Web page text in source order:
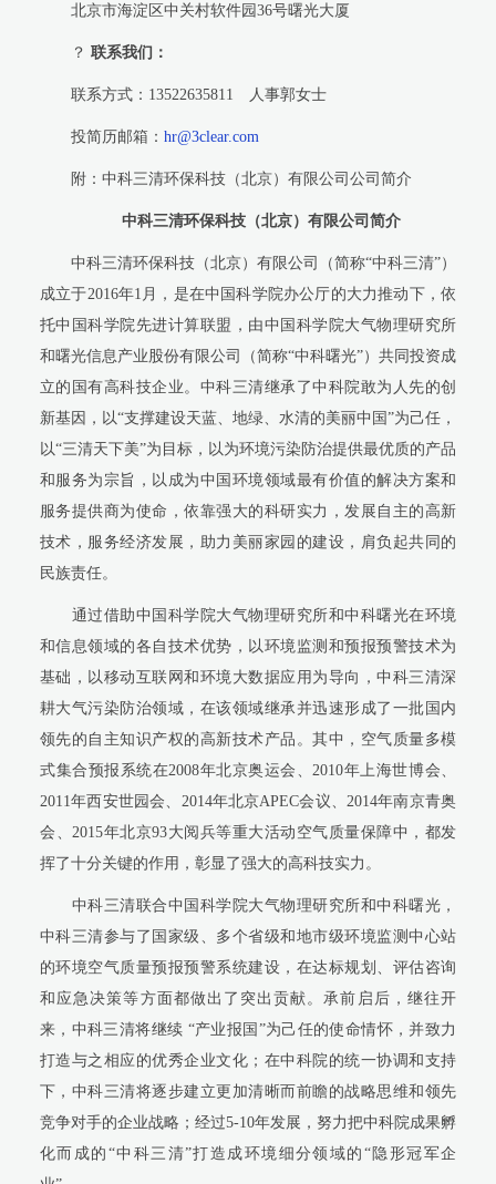
北京市海淀区中关村软件园 36号曙光大厦
？ 联系我们：
联系方式： 13522635811 人事郭女士
投简历邮箱： hr@3clear.com
附：中科三清环保科技（北京）有限公司公司简介
中科三清环保科技（北京）有限公司简介
中科三清环保科技（北京）有限公司（简称“中科三清”）
成立于2016年1 月，是在中国科学院办公厅的大力推动下，依
托中国科学院先进计算联盟，由中国科学院大气物理研究所
和曙光信息产业股份有限公司（简称“中科曙光”）共同投资成
立的国有高科技企业。中科三清继承了中科院敢为人先的创
新基因，以“支撑建设天蓝、地绿、水清的美丽中国”为己任，
以“三清天下美”为目标，以为环境污染防治提供最优质的产品
和服务为宗旨，以成为中国环境领域最有价值的解决方案和
服务提供商为使命，依靠强大的科研实力，发展自主的高新
技术，服务经济发展，助力美丽家园的建设，肩负起共同的
民族责任。
通过借助中国科学院大气物理研究所和中科曙光在环境
和信息领域的各自技术优势，以环境监测和预报预警技术为
基础，以移动互联网和环境大数据应用为导向，中科三清深
耕大气污染防治领域，在该领域继承并迅速形成了一批国内
领先的自主知识产权的高新技术产品。其中，空气质量多模
式集合预报系统在2008年北京奥运会、 2010年上海世博会、
2011 年西安世园会、 2014年北京APEC会议、 2014年南京青奥
会、 2015年北京93大阅兵等重大活动空气质量保障中，都发
挥了十分关键的作用，彰显了强大的高科技实力。
中科三清联合中国科学院大气物理研究所和中科曙光，
中科三清参与了国家级、多个省级和地市级环境监测中心站
的环境空气质量预报预警系统建设，在达标规划、评估咨询
和应急决策等方面都做出了突出贡献。承前启后，继往开
来，中科三清将继续 “产业报国”为己任的使命情怀，并致力
打造与之相应的优秀企业文化；在中科院的统一协调和支持
下，中科三清将逐步建立更加清晰而前瞻的战略思维和领先
竞争对手的企业战略；经过5-10年发展，努力把中科院成果孵
化而成的“中科三清”打造成环境细分领域的“隐形冠军企